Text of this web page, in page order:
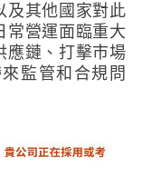
及其他國家對此
常營運面臨重大
應鏈、打擊市場
監管和合規問